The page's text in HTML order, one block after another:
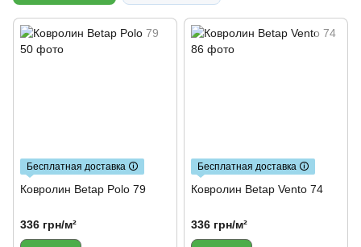
Бесплатная доставка 🛈
Ковролин Betap Polo 79
336 грн/м²
Бесплатная доставка 🛈
Ковролин Betap Vento 74
336 грн/м²